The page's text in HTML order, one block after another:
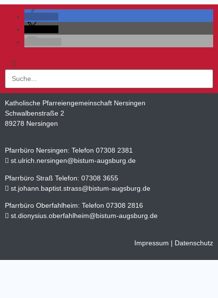
Katholische Pfarreiengemeinschaft Nersingen
Schwalbenstraße 2
89278 Nersingen
Pfarrbüro Nersingen: Telefon 07308 2381
st.ulrich.nersingen@bistum-augsburg.de
Pfarrbüro Straß Telefon: 07308 3655
st.johann.baptist.strass@bistum-augsburg.de
Pfarrbüro Oberfahlheim: Telefon 07308 2816
st.dionysius.oberfahlheim@bistum-augsburg.de
Impressum | Datenschutz